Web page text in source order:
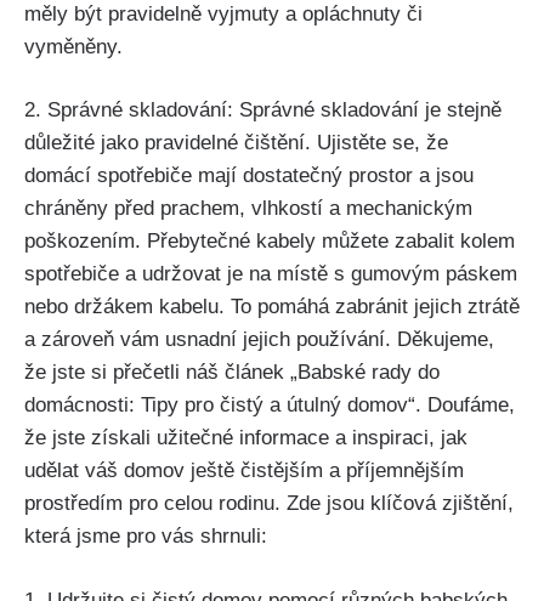
měly být pravidelně vyjmuty a opláchnuty či
vyměněny.
2. Správné skladování: Správné skladování je stejně
důležité⁤ jako ⁢pravidelné čištění. Ujistěte se, že​
domácí spotřebiče⁢ mají dostatečný prostor a⁣ jsou
chráněny před prachem, vlhkostí‌ a mechanickým
poškozením. Přebytečné kabely můžete‍ zabalit ​kolem
spotřebiče⁤ a udržovat je na místě s gumovým páskem
nebo držákem kabelu. To pomáhá zabránit jejich ztrátě‍
a zároveň vám usnadní jejich používání. Děkujeme,
že jste si přečetli náš‌ článek „Babské rady do
⁤domácnosti: Tipy pro‌ čistý a útulný ‌domov“. Doufáme,
že jste získali ‍užitečné informace a inspiraci, jak
udělat⁤ váš domov⁢ ještě čistějším a příjemnějším
prostředím pro celou rodinu. Zde jsou klíčová ​zjištění,
která jsme pro vás shrnuli: